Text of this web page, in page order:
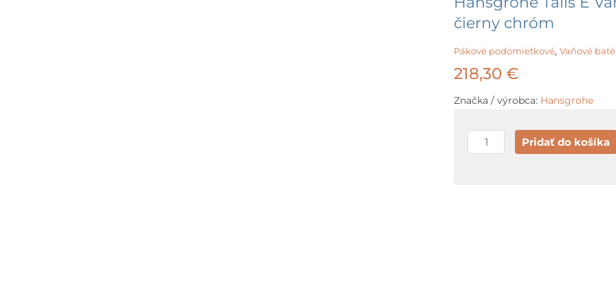
čierny chróm
Pákové podomietkové, Vaňové
218,30 €
Značka / výrobca: Hansgrohe
množstvo
Hansgrohe
Pridať do košíka